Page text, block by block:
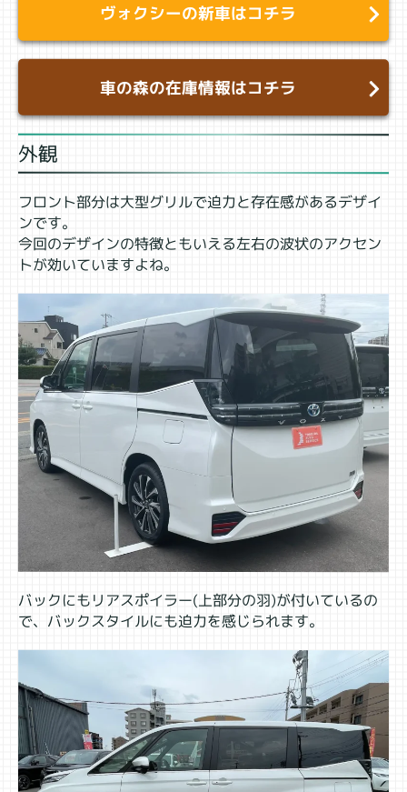
ヴォクシーの新車はコチラ
車の森の在庫情報はコチラ
外観
フロント部分は大型グリルで迫力と存在感があるデザイ
ンです。
今回のデザインの特徴ともいえる左右の波状のアクセン
トが効いていますよね。
バックにもリアスポイラー(上部分の羽)が付いているの
で、バックスタイルにも迫力を感じられます。